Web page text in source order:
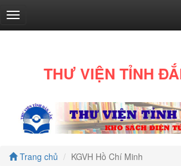
THƯ VIỆN TỈNH
Trang chủ KGVH Hồ Chí Minh